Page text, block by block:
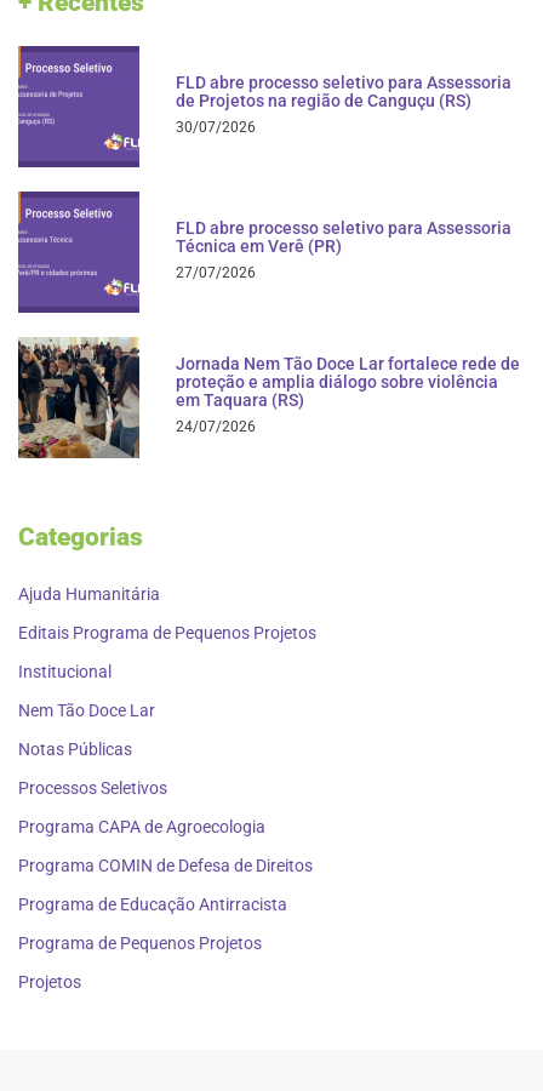
FLD abre processo seletivo para Assessoria
de Projetos na região de Canguçu (RS)
30/07/2026
FLD abre processo seletivo para Assessoria
Técnica em Verê (PR)
27/07/2026
Jornada Nem Tão Doce Lar fortalece rede de
proteção e amplia diálogo sobre violência
em Taquara (RS)
24/07/2026
Categorias
Ajuda Humanitária
Editais Programa de Pequenos Projetos
Institucional
Nem Tão Doce Lar
Notas Públicas
Processos Seletivos
Programa CAPA de Agroecologia
Programa COMIN de Defesa de Direitos
Programa de Educação Antirracista
Programa de Pequenos Projetos
Projetos